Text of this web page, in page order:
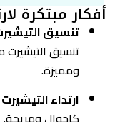
أفكار مبتكرة
تنسيق
تنسيق التيشيرت
ومميزة.
ارتداء